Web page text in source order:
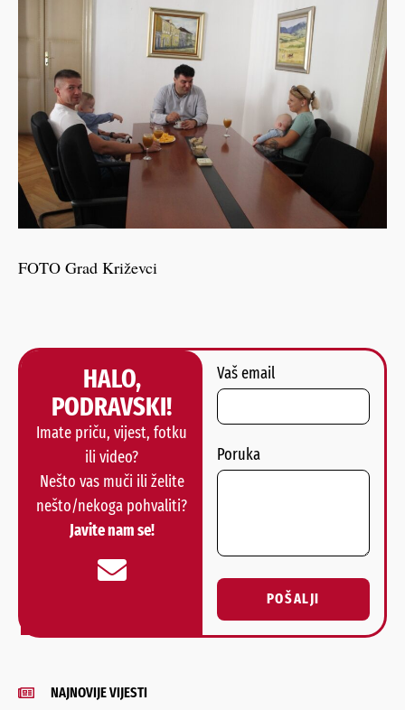
FOTO Grad Križevci
HALO,
PODRAVSKI!
Imate priču, vijest, fotku
ili video?
Nešto vas muči ili želite
nešto/nekoga pohvaliti?
Javite nam se!
Vaš email
Poruka
POŠALJI
Alternative:
NAJNOVIJE VIJESTI